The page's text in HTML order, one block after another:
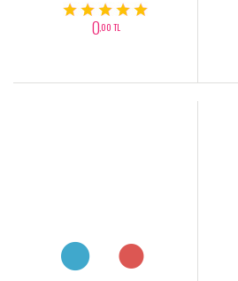
0,00 TL